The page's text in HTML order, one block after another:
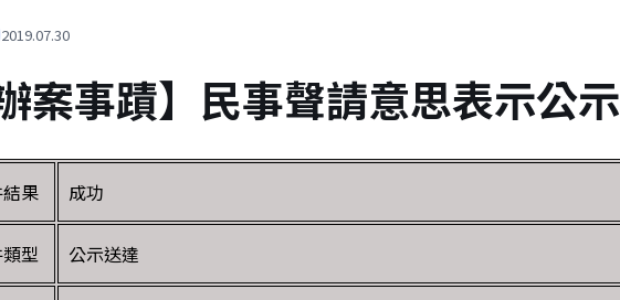
2019.07.30
辦案事蹟】民事聲請意思表示公
果 成功
型 公示送達